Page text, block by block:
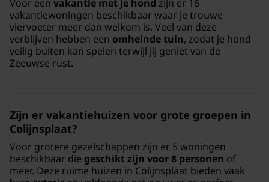
Voor een vakantie met je hond zijn er 16
vakantiewoningen beschikbaar waar je trouwe
viervoeter meer dan welkom is. Veel van deze
verblijven hebben een omheinde tuin, zodat je hond
veilig buiten kan spelen terwijl jij geniet van de
Zeeuwse rust.
Zijn er vakantiehuizen voor grote groepen in
Colijnsplaat?
Voor grotere gezelschappen zijn er 5 woningen
beschikbaar die geschikt zijn voor 8 personen of
meer. Deze ruime huizen in Colijnsplaat bieden vaak